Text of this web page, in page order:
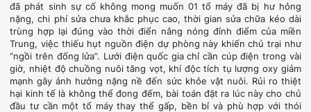
đã phát sinh sự cố không mong muốn 01 tổ máy đã bị hư hỏng
nặng, chi phí sửa chưa khắc phục cao, thời gian sửa chữa kéo dài
trùng hợp lại đúng vào thời điển nắng nóng đỉnh điểm của miền
Trung, việc thiếu hụt nguồn điện dự phòng này khiến chủ trại như
“ngồi trên đống lửa”. Lưới điện quốc gia chỉ cần cúp điện trong vài
giờ, nhiệt độ chuồng nuôi tăng vọt, khí độc tích tụ lượng oxy giảm
mạnh gây ảnh hưởng nặng nề đến sức khỏe vật nuôi. Rủi ro thiệt
hại kinh tế là không thể đong đếm, bài toán đặt ra lúc này cho chủ
đầu tư cần một tổ máy thay thể gấp, bền bỉ và phù hợp với thói